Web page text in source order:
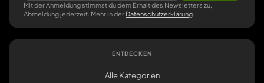
Mit der Anmeldung stimmst du dem Erhalt des Newsletters zu,
Abmeldung jederzeit. Mehr in der Datenschutzerklärung
ENTDECKEN
Alle Kategorien